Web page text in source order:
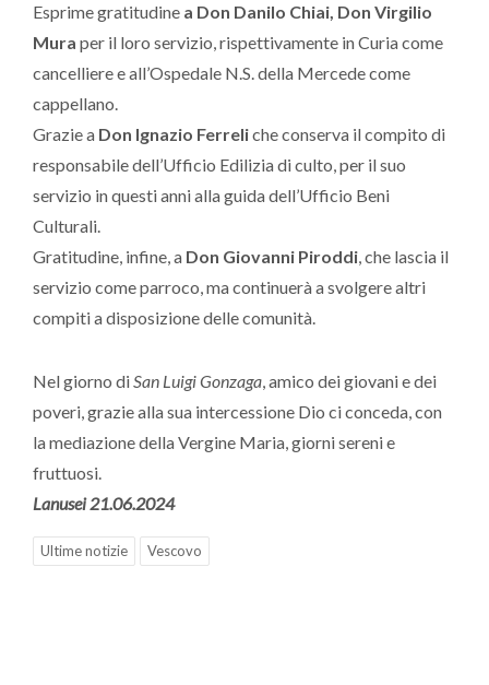
Esprime gratitudine a Don Danilo Chiai, Don Virgilio
Mura per il loro servizio, rispettivamente in Curia come
cancelliere e all’Ospedale N.S. della Mercede come
cappellano.
Grazie a Don Ignazio Ferreliche conserva il compito di
responsabile dell’Ufficio Edilizia di culto, per il suo
servizio in questi anni alla guida dell’Ufficio Beni
Culturali.
Gratitudine, infine, a Don Giovanni Piroddi , che lascia il
servizio come parroco, ma continuerà a svolgere altri
compiti a disposizione delle comunità.
Nel giorno di San Luigi Gonzaga , amico dei giovani e dei
poveri, grazie alla sua intercessione Dio ci conceda, con
la mediazione della Vergine Maria, giorni sereni e
fruttuosi.
Lanusei 21.06.2024
Ultime notizie Vescovo